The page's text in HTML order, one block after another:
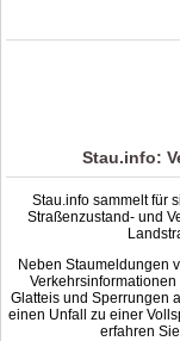
Stau.info:
Stau.info sammelt für
Straßenzustand- und
Neben Staumeldungen
Glatteis und Sperrungen
einen Unfall zu einer
erfahren